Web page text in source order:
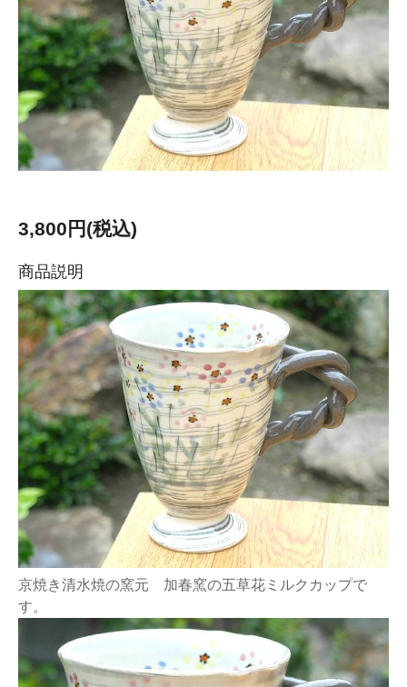
3,800円(税込)
商品説明
京焼き清水焼の窯元 加春窯の五草花ミルクカップで
す。